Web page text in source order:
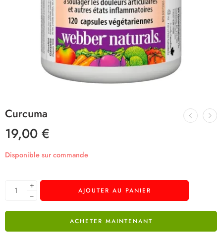
Curcuma
19,00 €
Disponible sur commande
+
−
AJOUTER AU PANIER
ACHETER MAINTENANT